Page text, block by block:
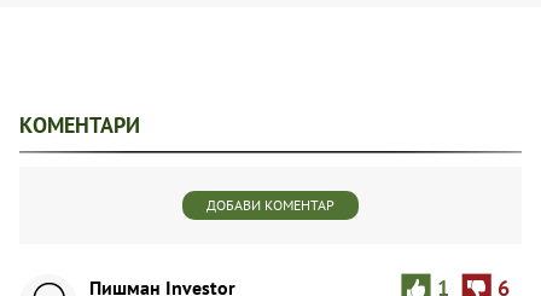
КОМЕНТАРИ
ДОБАВИ КОМЕНТАР
1 6
Пишман Investor